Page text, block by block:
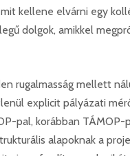
kellene elvárni egy
dolgok, amikkel
rugalmasság mellett
explicit pályázati
pal, korábban
alapoknak a